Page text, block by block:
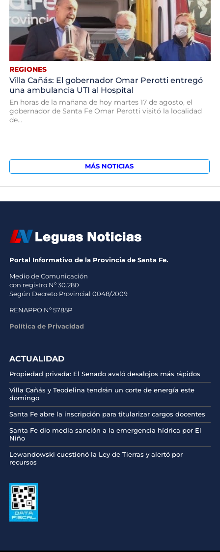
REGIONES
Villa Cañás: El gobernador Omar Perotti entregó
una ambulancia UTI al Hospital
En horas de la mañana de hoy martes 17 de agosto, el
gobernador de Santa Fe Omar Perotti visitó la localidad
de...
MÁS NOTICIAS
Portal Informativo de la Provincia de Santa Fe.
Medio de Comunicación
con registro Nº 30.280
Según Decreto Provincial 0048/2009
RENAPPO Nº 5785P
Política de Privacidad
ACTUALIDAD
Propiedad privada: El Senado avaló desalojos más rápidos
Villa Cañás y Teodelina tendrán un corte de energía este
domingo
Santa Fe abre la inscripción para titularizar cargos docentes
Santa Fe dio media sanción a la emergencia hídrica por El
Niño
Lewandowski cuestionó la Ley de Tierras y alertó por
recursos